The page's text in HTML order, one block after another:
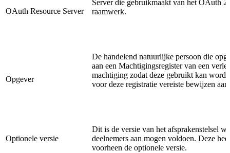
OAuth Resource Server
Server die gebruikmaakt van het OAuth
raamwerk.
Opgever
De handelend natuurlijke persoon die
aan een Machtigingsregister van een
machtiging zodat deze gebruikt kan
voor deze registratie vereiste bewijzen
Optionele versie
Dit is de versie van het afsprakenstelsel
deelnemers aan mogen voldoen. Deze
voorheen de optionele versie.